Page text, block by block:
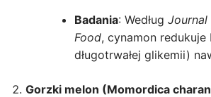
Badania: Według
Food, cynamon redukuje
długotrwałej glikemii)
Gorzki melon (Momordica